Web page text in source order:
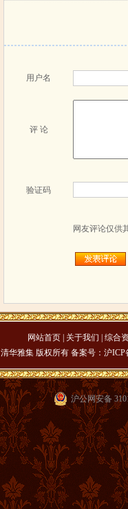
用户名
评 论
验证码
网友评论仅供
网站首页 关于我们
综合
清华雅集 版权所有 备案号： 沪ICP
沪公网安备